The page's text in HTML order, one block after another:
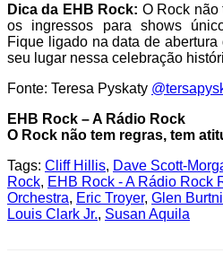
Dica da EHB Rock: O Rock
os ingressos para shows
Fique ligado na data de
seu lugar nessa celebração
Fonte: Teresa Pyskaty
EHB Rock – A Rádio Rock
O Rock não tem regras, tem
Tags: Cliff Hillis, Dave Scott-
Rock, EHB Rock - A Rádio Rock
Orchestra, Eric Troyer, Glen
Louis Clark Jr., Susan Aquila